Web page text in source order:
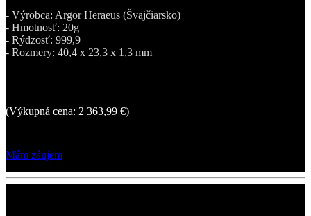
- Výrobca: Argor Heraeus (Švajčiarsko)
- Hmotnosť: 20g
- Rýdzosť: 999,9
- Rozmery: 40,4 x 23,3 x 1,3 mm
(Výkupná cena: 2 363,99 €)
Mám záujem